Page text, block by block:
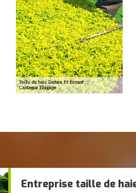
Entreprise taille de